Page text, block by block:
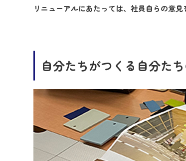
リニューアルにあたっては、社員自らの意
自分たちがつくる自分た